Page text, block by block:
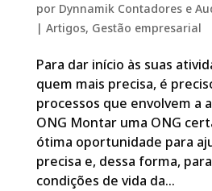
por Dynnamik Contadores e
| Artigos, Gestão empresarial
Para dar início às suas
quem mais precisa, é
processos que envolvem a
ONG Montar uma ONG
ótima oportunidade para
precisa e, dessa forma,
condições de vida da...